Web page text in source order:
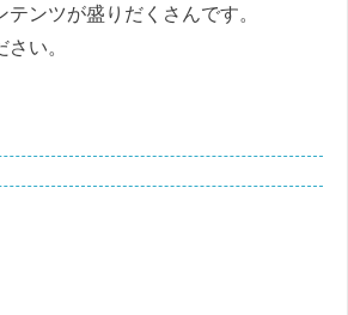
ンツが盛りだくさんです。
い。